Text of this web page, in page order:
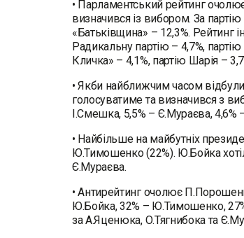
• Парламентський рейтинг
визначився із вибором. За
«Батьківщина» – 12,3%. Рейтинг
Радикальну партію – 4,7%,
Кличка» – 4,1%, партію Шарія –
• Якби найближчим часом
голосуватиме та визначився з
І.Смешка, 5,5% – Є.Мураєва, 4,6%
• Найбільше на майбутніх
Ю.Тимошенко (22%). Ю.Бойка
Є.Мураєва.
• Антирейтинг очолює
Ю.Бойка, 32% – Ю.Тимошенко,
за А.Яценюка, О.Тягнибока та